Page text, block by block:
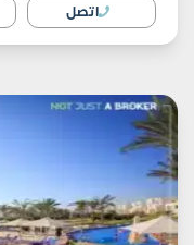
اتصل